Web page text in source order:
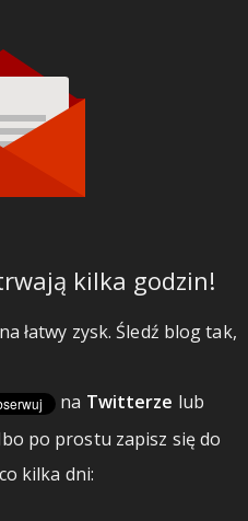
kilka godzin!
łatwy zysk. Śledź blog tak,
na Twitterze lub
po prostu zapisz się do
kilka dni: